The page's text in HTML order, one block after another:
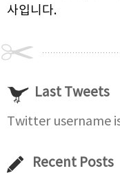
사입니다.
Last Tweets
Twitter username
Recent Posts